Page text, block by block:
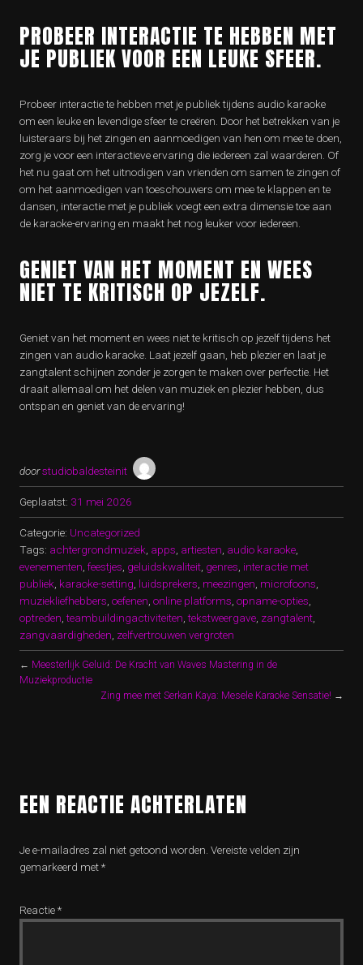
PROBEER INTERACTIE TE HEBBEN MET
JE PUBLIEK VOOR EEN LEUKE SFEER.
Probeer interactie te hebben met je publiek tijdens audio karaoke
om een leuke en levendige sfeer te creëren. Door het betrekken van je
luisteraars bij het zingen en aanmoedigen van hen om mee te doen,
zorg je voor een interactieve ervaring die iedereen zal waarderen. Of
het nu gaat om het uitnodigen van vrienden om samen te zingen of
om het aanmoedigen van toeschouwers om mee te klappen en te
dansen, interactie met je publiek voegt een extra dimensie toe aan
de karaoke-ervaring en maakt het nog leuker voor iedereen.
GENIET VAN HET MOMENT EN WEES
NIET TE KRITISCH OP JEZELF.
Geniet van het moment en wees niet te kritisch op jezelf tijdens het
zingen van audio karaoke. Laat jezelf gaan, heb plezier en laat je
zangtalent schijnen zonder je zorgen te maken over perfectie. Het
draait allemaal om het delen van muziek en plezier hebben, dus
ontspan en geniet van de ervaring!
doorstudiobaldesteinit
Geplaatst: 31 mei 2026
Categorie: Uncategorized
Tags: achtergrondmuziek apps artiesten audio karaoke
evenementen feestjes geluidskwaliteit genres interactie met
publiek karaoke-setting luidsprekers meezingen microfoons
muziekliefhebbers oefenen online platforms opname-opties
optreden ,teambuildingactiviteiten ,tekstweergave zangtalent
zangvaardigheden zelfvertrouwen vergroten
← Meesterlijk Geluid: De Kracht van Waves Mastering in de
Muziekproductie
Zing mee met Serkan Kaya: Mesele Karaoke Sensatie! →
EEN REACTIE ACHTERLATEN
Je e-mailadres zal niet getoond worden. Vereiste velden zijn
gemarkeerd met*
Reactie*